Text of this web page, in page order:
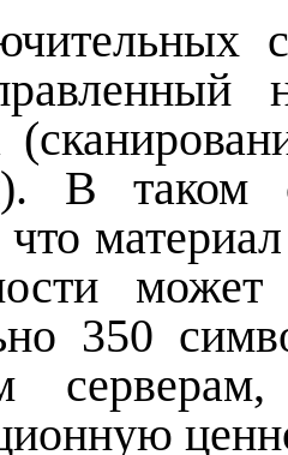
В таком
350